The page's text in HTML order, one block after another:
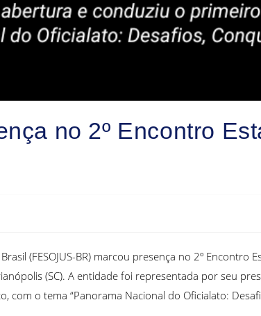
no 2º Encontro
(FESOJUS-BR) marcou presença no 2º Encontro
(SC). A entidade foi representada por seu
o tema “Panorama Nacional do Oficialato: